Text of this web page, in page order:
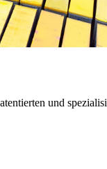
und